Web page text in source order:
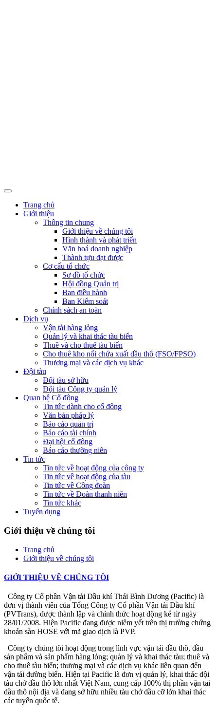
Trang chủ
Giới thiệu
Thông tin chung
Giới thiệu về chúng tôi
Hình thành và phát triển
Văn hoá doanh nghiệp
Thành tựu đạt được
Cơ cấu tổ chức
Sơ đồ tổ chức
Hội đồng Quản trị
Ban điều hành
Ban Kiểm soát
Chính sách an toàn
Dịch vụ
Vận tải hàng lỏng
Quản lý và khai thác tàu biển
Thuê và cho thuê tàu biển
Cho thuê kho nổi chứa xuất dầu thô (FSO/FPSO)
Thương mại và các dịch vụ khác
Đội tàu
Đội tàu sở hữu
Đội tàu Công ty quản lý
Quan hệ Cổ đông
Tin tức dành cho cổ đông
Văn bản pháp lý
Báo cáo quản trị
Báo cáo tài chính
Đại hội cổ đông
Báo cáo thường niên
Tin tức
Tin tức về hoạt động của công ty
Tin tức về hoạt động của tàu
Tin tức về Công đoàn
Tin tức về Đoàn thanh niên
Tin tức khác
Tuyển dụng
Giới thiệu về chúng tôi
Trang chủ
Giới thiệu về chúng tôi
GIỚI THIỆU VỀ CHÚNG TÔI
Công ty Cổ phần Vận tải Dầu khí Thái Bình Dương (Pacific) là
đơn vị thành viên của Tổng Công ty Cổ phần Vận tải Dầu khí
(PVTrans), được thành lập và chính thức hoạt động kể từ ngày
28/01/2008. Hiện Pacific đang được niêm yết trên thị trường chứng
khoán sàn HOSE với mã giao dịch là PVP.
Công ty chúng tôi hoạt động trong lĩnh vực vận tải dầu thô, dầu
sản phẩm và sản phẩm hàng lỏng; quản lý và khai thác tàu; thuê và
cho thuê tàu biển; thương mại và các dịch vụ khác liên quan đến
vận tải đường biển. Hiện tại Pacific là đơn vị quản lý, khai thác đội
tàu chở dầu thô lớn nhất Việt Nam, cung cấp 100% thị phần vận tải
dầu thô nội địa và đang sở hữu nhiều tàu chở dầu cỡ lớn khai thác
các tuyến quốc tế.